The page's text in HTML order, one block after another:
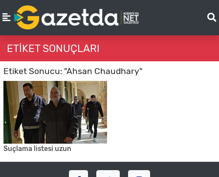
ETIKET SONUÇLARI
Etiket Sonucu: "Ahsan Chaudhary"
Suçlama listesi uzun